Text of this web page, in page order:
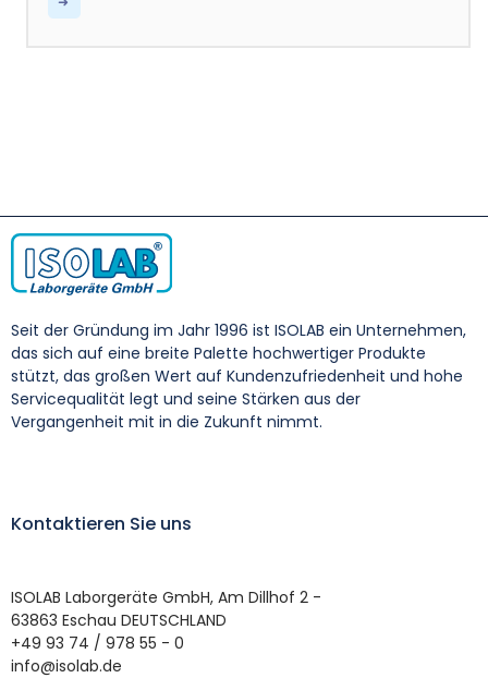
Seit der Gründung im Jahr 1996 ist ISOLAB ein Unternehmen,
das sich auf eine breite Palette hochwertiger Produkte
stützt, das großen Wert auf Kundenzufriedenheit und hohe
Servicequalität legt und seine Stärken aus der
Vergangenheit mit in die Zukunft nimmt.
Kontaktieren Sie uns
ISOLAB Laborgeräte GmbH, Am Dillhof 2 -
63863 Eschau DEUTSCHLAND
+49 93 74 / 978 55 - 0
info@isolab.de